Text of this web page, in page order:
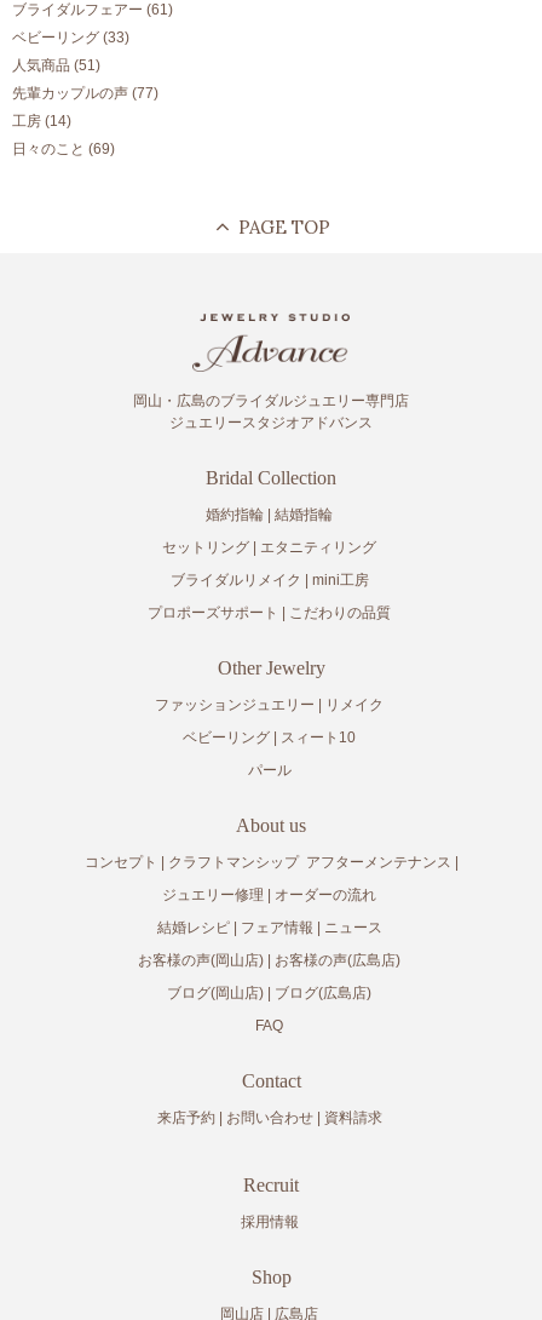
ブライダルフェアー (61)
ベビーリング (33)
人気商品 (51)
先輩カップルの声 (77)
工房 (14)
日々のこと (69)
岡山・広島のブライダルジュエリー専門店
ジュエリースタジオアドバンス
Bridal Collection
婚約指輪
結婚指輪
セットリング
エタニティリング
ブライダルリメイク
mini工房
プロポーズサポート
こだわりの品質
Other Jewelry
ファッションジュエリー
リメイク
ベビーリング
スィート10
パール
About us
コンセプト クラフトマンシップ アフターメンテナンス
ジュエリー修理
オーダーの流れ
結婚レシピ
フェア情報
ニュース
お客様の声(岡山店)
お客様の声(広島店)
ブログ(岡山店)
ブログ(広島店)
FAQ
Contact
来店予約 お問い合わせ 資料請求
Recruit
採用情報
Shop
岡山店 広島店